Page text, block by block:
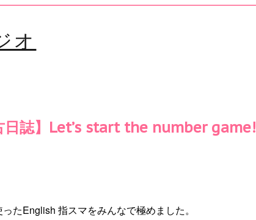
オ
日誌】Let’s start the number game!
たEnglish 指スマをみんなで極めました。